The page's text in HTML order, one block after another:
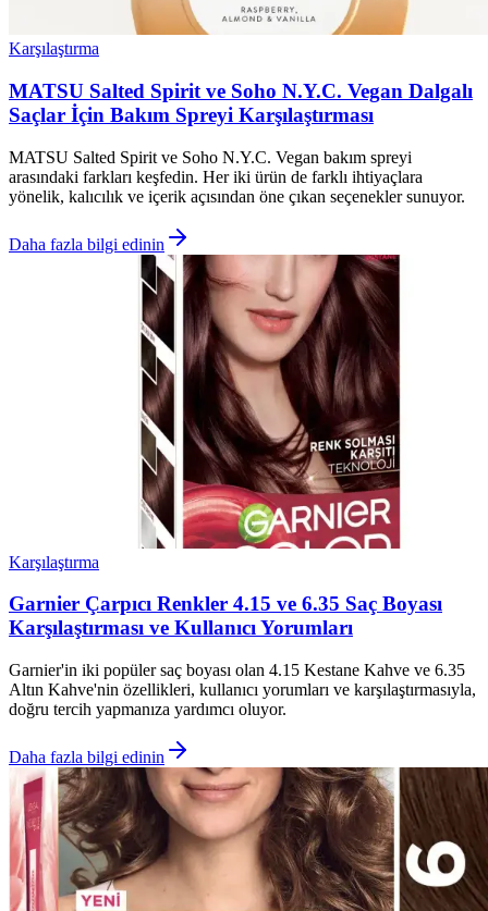
Karşılaştırma
MATSU Salted Spirit ve Soho N.Y.C. Vegan Dalgalı
Saçlar İçin Bakım Spreyi Karşılaştırması
MATSU Salted Spirit ve Soho N.Y.C. Vegan bakım spreyi
arasındaki farkları keşfedin. Her iki ürün de farklı ihtiyaçlara
yönelik, kalıcılık ve içerik açısından öne çıkan seçenekler sunuyor.
Daha fazla bilgi edinin
Karşılaştırma
Garnier Çarpıcı Renkler 4.15 ve 6.35 Saç Boyası
Karşılaştırması ve Kullanıcı Yorumları
Garnier'in iki popüler saç boyası olan 4.15 Kestane Kahve ve 6.35
Altın Kahve'nin özellikleri, kullanıcı yorumları ve karşılaştırmasıyla,
doğru tercih yapmanıza yardımcı oluyor.
Daha fazla bilgi edinin